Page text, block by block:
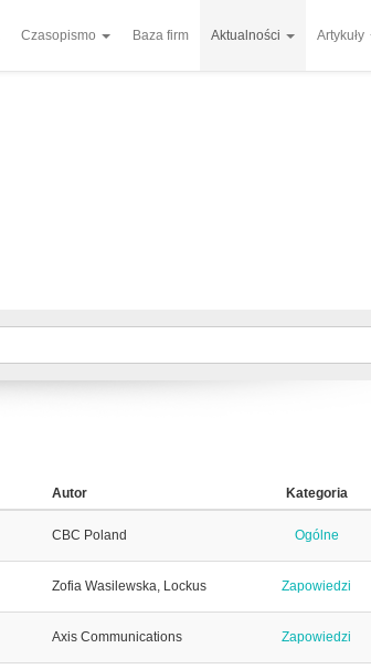
Czasopismo Baza firm Aktualności Artykuły
Autor Kategoria
CBC Poland Ogólne
Zofia Wasilewska, Lockus Zapowiedzi
Axis Communications Zapowiedzi